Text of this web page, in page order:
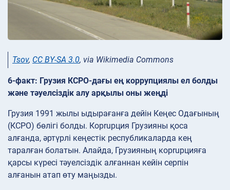
Tsov, CC BY-SA 3.0, via Wikimedia Commons
6-факт: Грузия КСРО-дағы ең коррупциялы ел болды
және тәуелсіздік алу арқылы оны жеңді
Грузия 1991 жылы ыдырағанға дейін Кеңес Одағының
(КСРО) бөлігі болды. Корrupция Грузияны қоса
алғанда, әртүрлі кеңестік республикаларда кең
таралған болатын. Алайда, Грузияның корrupцияға
қарсы күресі тәуелсіздік алғаннан кейін серпін
алғанын атап өту маңызды.